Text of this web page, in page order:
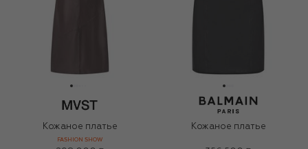
Кожаное платье
FASHION SHOW
Кожаное платье